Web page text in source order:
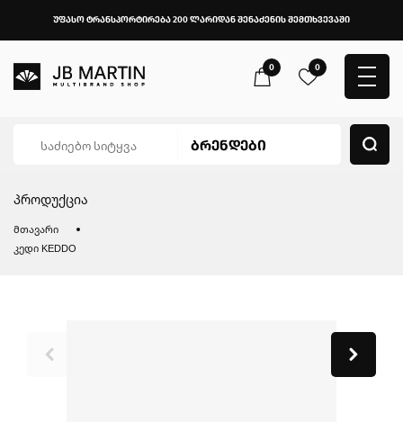
უფასო ტრანსპორტირება 200 ლარიდან შენაძენის შემთხვევაში
0 0
პროდუქცია
მთავარი
კედი KEDDO